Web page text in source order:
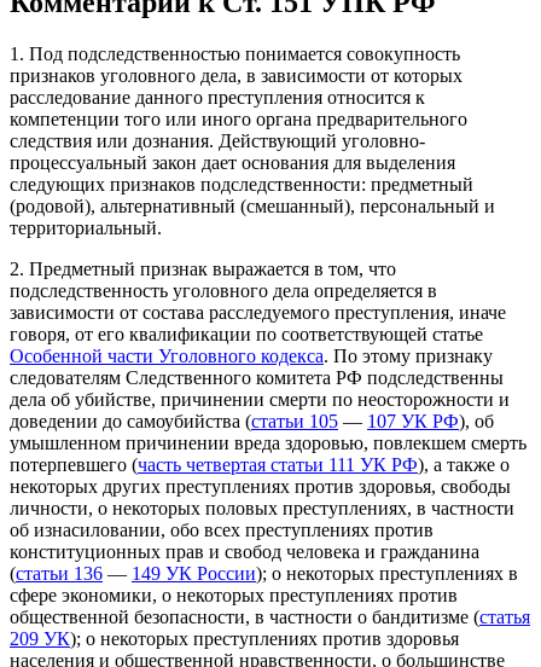
1. Под подследственностью понимается совокупность
признаков уголовного дела, в зависимости от которых
расследование данного преступления относится к
компетенции того или иного органа предварительного
следствия или дознания. Действующий уголовно-
процессуальный закон дает основания для выделения
следующих признаков подследственности: предметный
(родовой), альтернативный (смешанный), персональный и
территориальный.
2. Предметный признак выражается в том, что
подследственность уголовного дела определяется в
зависимости от состава расследуемого преступления, иначе
говоря, от его квалификации по соответствующей статье
Особенной части Уголовного кодекса. По этому признаку
следователям Следственного комитета РФ подследственны
дела об убийстве, причинении смерти по неосторожности и
доведении до самоубийства (статьи 105 — 107 УК РФ), об
умышленном причинении вреда здоровью, повлекшем смерть
потерпевшего (часть четвертая статьи 111 УК РФ), а также о
некоторых других преступлениях против здоровья, свободы
личности, о некоторых половых преступлениях, в частности
об изнасиловании, обо всех преступлениях против
конституционных прав и свобод человека и гражданина
(статьи 136 — 149 УК России); о некоторых преступлениях в
сфере экономики, о некоторых преступлениях против
общественной безопасности, в частности о бандитизме (статья
209 УК); о некоторых преступлениях против здоровья
населения и общественной нравственности, о большинстве